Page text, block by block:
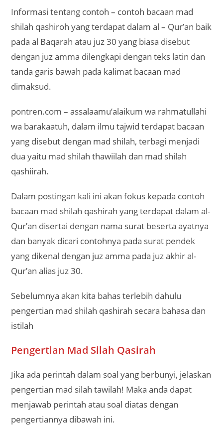
Informasi tentang contoh – contoh bacaan mad
shilah qashiroh yang terdapat dalam al – Qur’an baik
pada al Baqarah atau juz 30 yang biasa disebut
dengan juz amma dilengkapi dengan teks latin dan
tanda garis bawah pada kalimat bacaan mad
dimaksud.
pontren.com – assalaamu’alaikum wa rahmatullahi
wa barakaatuh, dalam ilmu tajwid terdapat bacaan
yang disebut dengan mad shilah, terbagi menjadi
dua yaitu mad shilah thawiilah dan mad shilah
qashiirah.
Dalam postingan kali ini akan fokus kepada contoh
bacaan mad shilah qashirah yang terdapat dalam al-
Qur’an disertai dengan nama surat beserta ayatnya
dan banyak dicari contohnya pada surat pendek
yang dikenal dengan juz amma pada juz akhir al-
Qur’an alias juz 30.
Sebelumnya akan kita bahas terlebih dahulu
pengertian mad shilah qashirah secara bahasa dan
istilah
Pengertian Mad Silah Qasirah
Jika ada perintah dalam soal yang berbunyi, jelaskan
pengertian mad silah tawilah! Maka anda dapat
menjawab perintah atau soal diatas dengan
pengertiannya dibawah ini.